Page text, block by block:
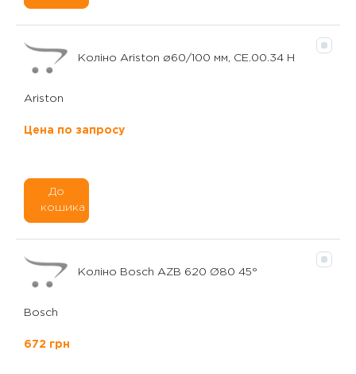
Коліно Ariston ø60/100 мм, CE.00.34 H
Ariston
Цена по запросу
До
кошика
Коліно Bosch AZB 620 Ø80 45°
Bosch
672 грн